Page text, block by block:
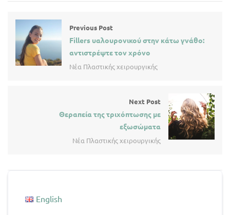
Previous Post
Fillers υαλουρονικού στην κάτω γνάθο:
αντιστρέψτε τον χρόνο
Νέα Πλαστικής χειρουργικής
Next Post
Θεραπεία της τριχόπτωσης με
εξωσώματα
Νέα Πλαστικής χειρουργικής
English